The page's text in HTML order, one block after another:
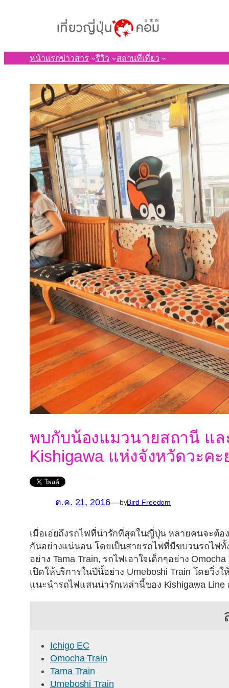
หน้าแรกข่าวสาร รีวิว สถานที่เที่ยว
พบกับน้องแมวนายสถานี แ
Kishigawa แห่งจังหวัดวะคะ
ต.ค. 21, 2016—byBird Freedom
เมื่อเอ่ยถึงรถไฟที่น่ารักที่สุดในญี่ปุ่น หลายคนจะต้อ
กันอย่างแน่นอน โดยเป็นสายรถไฟที่มีขบวนรถไฟ
อย่าง Tama Train, รถไฟเอาใจเด็กๆอย่าง
เปิดให้บริการในปีนี้อย่าง Umeboshi Train โดยวิ่ง
แนะนำรถไฟแสนน่ารักเหล่านี้ของ Kishigawa Line
Ichigo EC
Omocha Train
Tama Train
Umeboshi Train